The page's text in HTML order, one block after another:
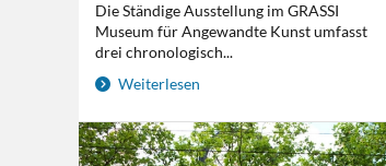
Die Ständige Ausstellung im GRASSI
Museum für Angewandte Kunst umfasst
drei chronologisch...
Weiterlesen